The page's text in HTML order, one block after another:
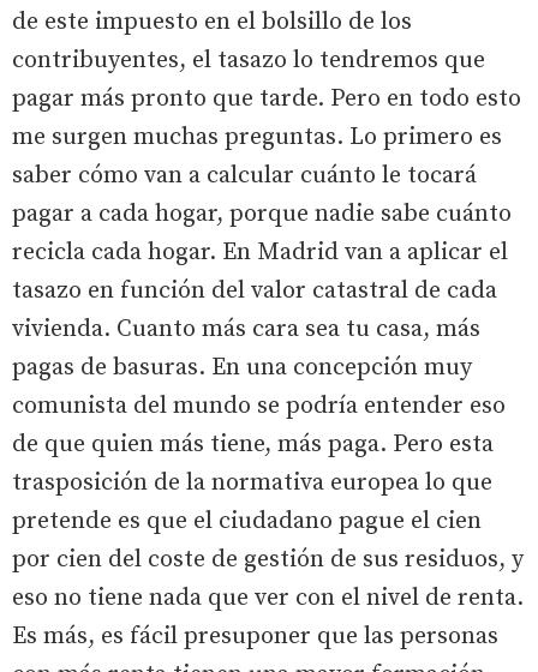
de este impuesto en el bolsillo de los
contribuyentes, el tasazo lo tendremos que
pagar más pronto que tarde. Pero en todo esto
me surgen muchas preguntas. Lo primero es
saber cómo van a calcular cuánto le tocará
pagar a cada hogar, porque nadie sabe cuánto
recicla cada hogar. En Madrid van a aplicar el
tasazo en función del valor catastral de cada
vivienda. Cuanto más cara sea tu casa, más
pagas de basuras. En una concepción muy
comunista del mundo se podría entender eso
de que quien más tiene, más paga. Pero esta
trasposición de la normativa europea lo que
pretende es que el ciudadano pague el cien
por cien del coste de gestión de sus residuos, y
eso no tiene nada que ver con el nivel de renta.
Es más, es fácil presuponer que las personas